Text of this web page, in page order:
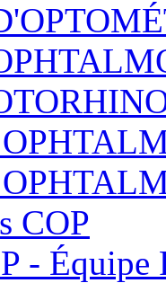
COP
- Équipe